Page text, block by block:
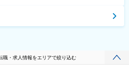
職・求人情報をエリアで絞り込む